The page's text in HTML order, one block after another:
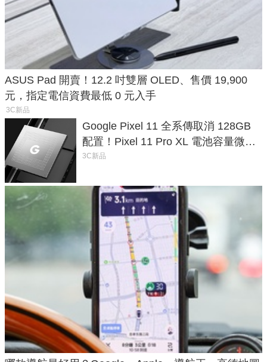
ASUS Pad 開賣！12.2 吋雙層 OLED、售價 19,900
元，指定電信資費最低 0 元入手
3C新品
Google Pixel 11 全系傳取消 128GB
配置！Pixel 11 Pro XL 電池容量微降
1.6%
3C新品